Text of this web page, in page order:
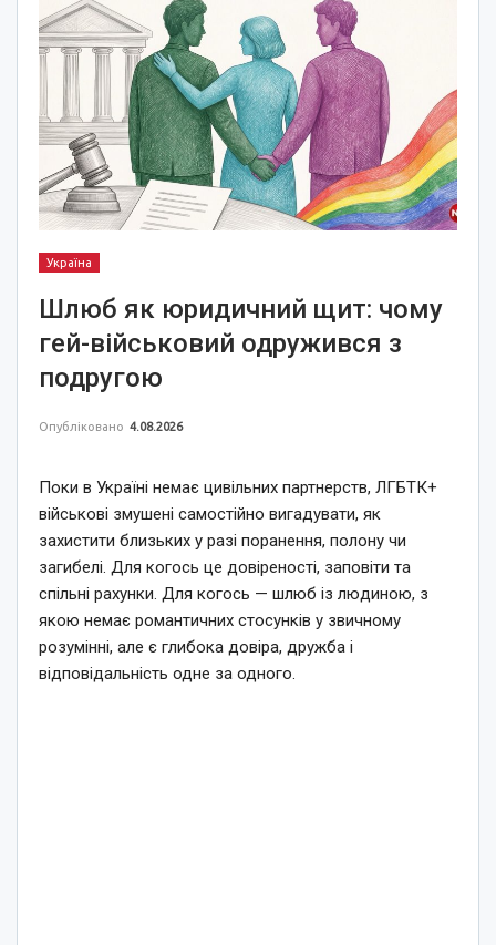
Україна
Шлюб як юридичний щит: чому
гей-військовий одружився з
подругою
Опубліковано 4.08.2026
Поки в Україні немає цивільних партнерств, ЛГБТК+
військові змушені самостійно вигадувати, як
захистити близьких у разі поранення, полону чи
загибелі. Для когось це довіреності, заповіти та
спільні рахунки. Для когось — шлюб із людиною, з
якою немає романтичних стосунків у звичному
розумінні, але є глибока довіра, дружба і
відповідальність одне за одного.